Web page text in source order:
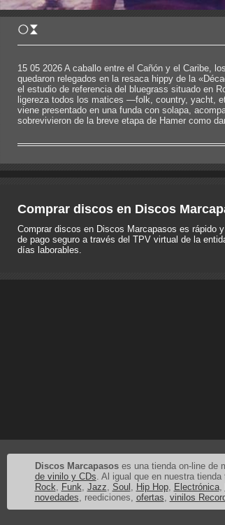
15 05 2026 A caballo entre el Cañón y el Caribe,
quedaron relegados en la resaca hippy de la
el estudio de referencia del bluegrass situado en
ligereza todos los matices —folk, country, yacht,
viene presentado en una funda con solapa,
sobrevivieron de la breve etapa de Hamer como
Comprar discos en Discos
Comprar discos en Discos Marcapasos es rápido
de pago seguro a través del TPV virtual de la
días laborables.
Discos Marcapasoses una tienda on-line de
de vinilo y CDs. Al igual que en nuestra
Rock, Funk, Jazz, Soul , Hip Hop, Electrónica,
novedades, reediciones, ofertas, vinilos